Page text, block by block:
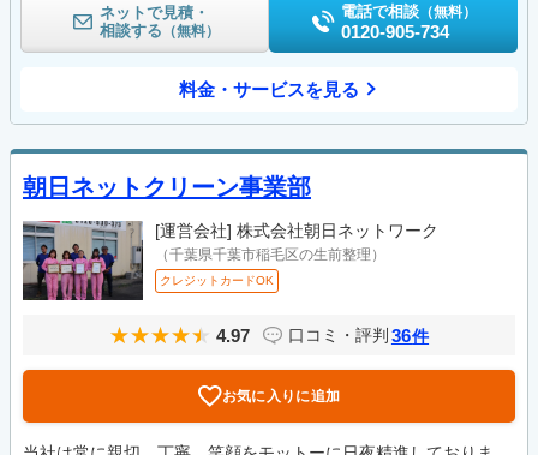
ネットで見積・
相談する （無料）
電話で相談 （無料）
0120-905-734
料金・サービスを見る
朝日ネットクリーン事業部
[運営会社] 株式会社朝日ネットワーク
（千葉県千葉市稲毛区の生前整理）
クレジットカードOK
4.97 口コミ・評判 36件
お気に入りに追加